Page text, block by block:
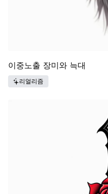
이중노출 장미와 늑대
리얼리즘